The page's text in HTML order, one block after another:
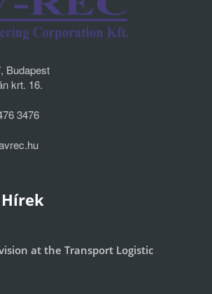
Budapest
krt. 16.
3476
at the Transport Logistic